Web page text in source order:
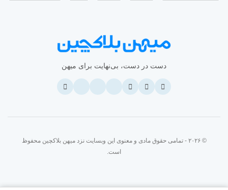
دست در دست، بی‌نهایت برای میهن
© ۲۰۲۶ - تمامی حقوق مادی و معنوی این وبسایت نزد میهن بلاکچین محفوظ
است.